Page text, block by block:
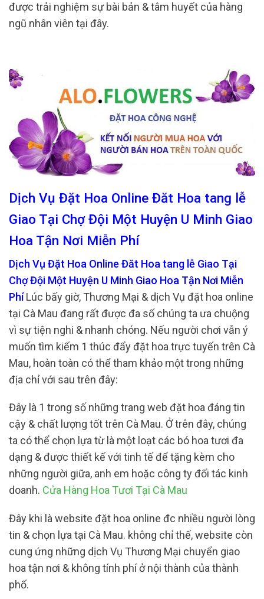
được trải nghiệm sự bài bản & tâm huyết của hàng
ngũ nhân viên tại đây.
Dịch Vụ Đặt Hoa Online Đăt Hoa tang lễ
Giao Tại Chợ Đội Một Huyện U Minh Giao
Hoa Tận Nơi Miễn Phí
Dịch Vụ Đặt Hoa Online Đăt Hoa tang lễ Giao Tại
Chợ Đội Một Huyện U Minh Giao Hoa Tận Nơi Miễn
PhíLúc bấy giờ, Thương Mại & dịch Vụ đặt hoa online
tại Cà Mau đang rất được đa số chúng ta ưa chuộng
vì sự tiện nghi & nhanh chóng. Nếu người chơi vẫn ý
muốn tìm kiếm 1 thúc đẩy đặt hoa trực tuyến trên Cà
Mau, hoàn toàn có thể tham khảo một trong những
địa chỉ với sau trên đây:
Đây là 1 trong số những trang web đặt hoa đáng tin
cậy & chất lượng tốt trên Cà Mau. Ở trên đây, chúng
ta có thể chọn lựa từ là một loạt các bó hoa tươi đa
dạng & được thiết kế với tinh tế để tặng kèm cho
những người giữa, anh em hoặc công ty đối tác kinh
doanh. Cửa Hàng Hoa Tươi Tại Cà Mau
Đây khi là website đặt hoa online đc nhiều người lòng
tin & chọn lựa tại Cà Mau. không chỉ thế, website còn
cung ứng những dịch Vụ Thương Mại chuyển giao
hoa tận nơi & không tính phí ở nội thành của thành
phố.